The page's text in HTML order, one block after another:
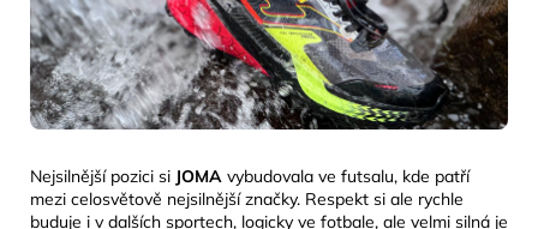
Nejsilnější pozici si JOMA vybudovala ve futsalu, kde patří
mezi celosvětově nejsilnější značky. Respekt si ale rychle
buduje i v dalších sportech, logicky ve fotbale, ale velmi silná je